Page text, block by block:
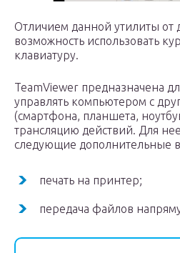
Отличием данной утилиты от
возможность использовать
клавиатуру.
TeamViewer предназначена
управлять компьютером с
(смартфона, планшета,
трансляцию действий. Для
следующие дополнительные
печать на принтер;
передача файлов